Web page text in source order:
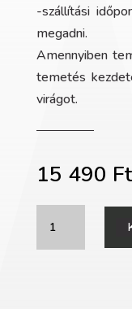
-szállítási
megadni.
Amennyiben
temetés
virágot.
15 490 Ft
fehér,